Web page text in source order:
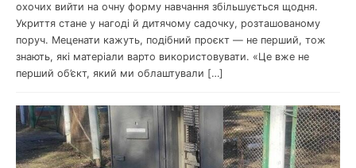
охочих вийти на очну форму навчання збільшується щодня.
Укриття стане у нагоді й дитячому садочку, розташованому
поруч. Меценати кажуть, подібний проєкт — не перший, тож
знають, які матеріали варто використовувати. «Це вже не
перший об’єкт, який ми облаштували […]